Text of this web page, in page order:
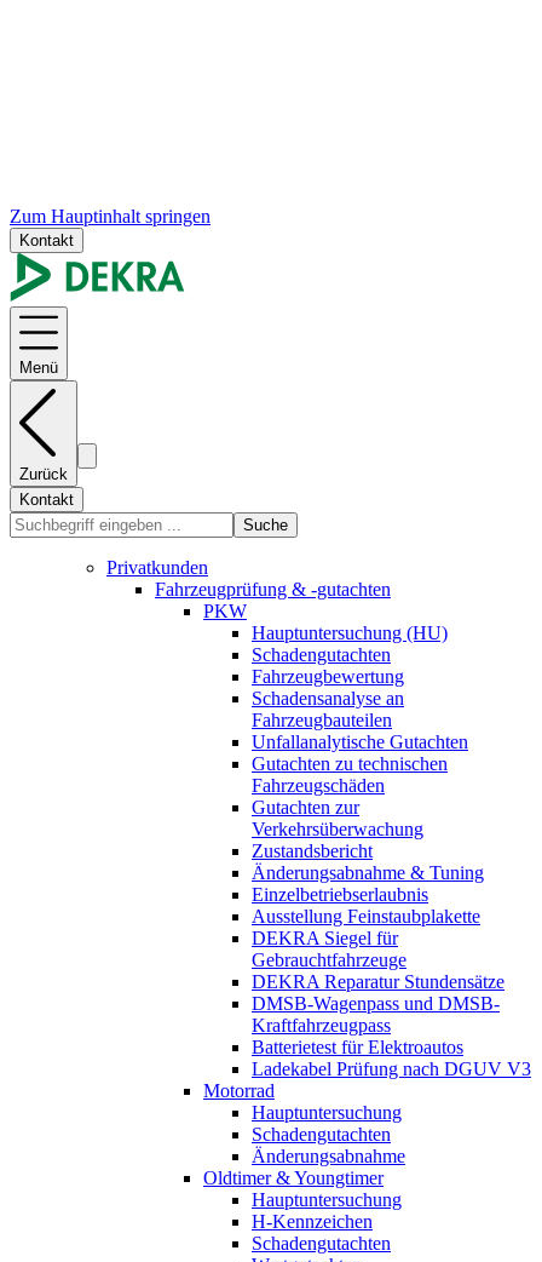
Zum Hauptinhalt springen
Kontakt
Menü
Zurück
Kontakt
Suche
Privatkunden
Fahrzeugprüfung & -gutachten
PKW
Hauptuntersuchung (HU)
Schadengutachten
Fahrzeugbewertung
Schadensanalyse an
Fahrzeugbauteilen
Unfallanalytische Gutachten
Gutachten zu technischen
Fahrzeugschäden
Gutachten zur
Verkehrsüberwachung
Zustandsbericht
Änderungsabnahme & Tuning
Einzelbetriebserlaubnis
Ausstellung Feinstaubplakette
DEKRA Siegel für
Gebrauchtfahrzeuge
DEKRA Reparatur Stundensätze
DMSB-Wagenpass und DMSB-
Kraftfahrzeugpass
Batterietest für Elektroautos
Ladekabel Prüfung nach DGUV V3
Motorrad
Hauptuntersuchung
Schadengutachten
Änderungsabnahme
Oldtimer & Youngtimer
Hauptuntersuchung
H-Kennzeichen
Schadengutachten